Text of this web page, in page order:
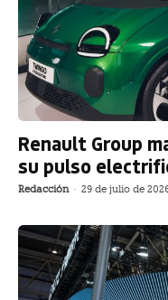
Renault Group
su pulso
Redacción - 29 de julio de